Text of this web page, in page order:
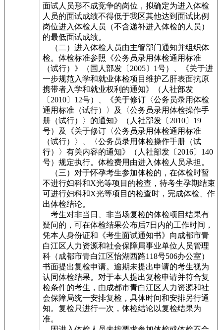
面试人员形不成竞争的岗位，拟确定为进入体检
人员的面试成绩不得低于我区其他达到面试比例
岗位进入体检人员（不含递补进入体检的人员）
的最低面试成绩。
（二）进入体检人员由主管部门通知并组织体
检。体检标准参照《公务员录用体检通用标准
（试行）》（国人部发〔2005〕1号）、《关于进
一步规范入学和就业体检项目维护乙肝表面抗原
携带者入学和就业权利的通知》（人社部发
〔2010〕12号）、《关于修订〈公务员录用体检
通用标准（试行）〉及〈公务员录用体检操作手
册（试行）〉的通知》（人社部发〔2010〕19
号）及《关于修订〈公务员录用体检通用标准
（试行）〉、〈公务员录用体检操作手册（试
行）〉有关内容的通知》（人社部发〔2016〕140
号）规定执行。体检费用由进入体检人员承担。
（三）对于怀孕考生参加体检的，在体检时暂
不进行妇科和X光等项目的检查，待考生孕期结束
可进行妇科和X光等项目的检查时，完成体检、作
出体检结论。
考生对非当日、非当场复检的体检项目结果有
疑问的，可在体检结果公布后7日内的工作时间，
凭本人身份证和《考生面试通知书》向成都市青
白江区人力资源和社会保障局事业单位人员管理
科（成都市青白江区怡湖西路118号506办公室）
书面提出复检申请。逾期未提出申请的考生视为
认同体检结果。对于本人提出复检申请并符合复
检条件的考生，由成都市青白江区人力资源和社
会保障局统一安排复检，具体时间和安排另行通
知。复检只进行一次，体检结论以复检结果为
准。